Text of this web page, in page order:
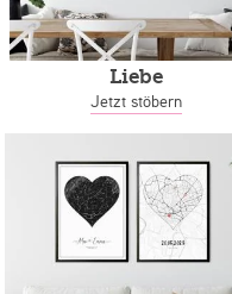
Liebe
Jetzt stöbern